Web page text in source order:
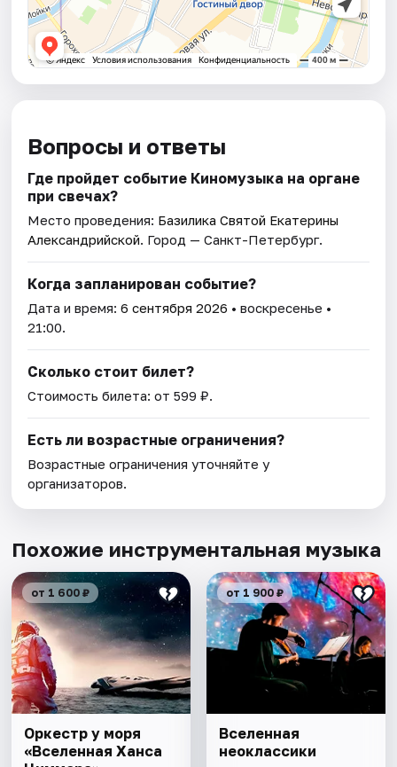
Вопросы и ответы
Где пройдет событие Киномузыка на органе
при свечах?
Место проведения: Базилика Святой Екатерины
Александрийской. Город — Санкт-Петербург.
Когда запланирован событие?
Дата и время:6 сентября 2026 • воскресенье •
21:00.
Сколько стоит билет?
Стоимость билета: от 599 ₽.
Есть ли возрастные ограничения?
Возрастные ограничения уточняйте у
организаторов.
Похожие инструментальная музыка
от 1 600 ₽
Оркестр у моря
«Вселенная Ханса
от 1 900 ₽
Вселенная
неоклассики